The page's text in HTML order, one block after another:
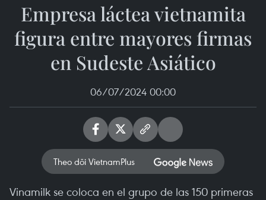
Empresa láctea vietnamita
figura entre mayores firmas
en Sudeste Asiático
06/07/2024 00:00
Theo dõi VietnamPlus
Vinamilk se coloca en el grupo de las 150 primeras